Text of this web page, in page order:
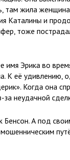
жила
Каталины и
тоже
имя Эрика во
К её удивлению,
Когда она
неудачной
А под